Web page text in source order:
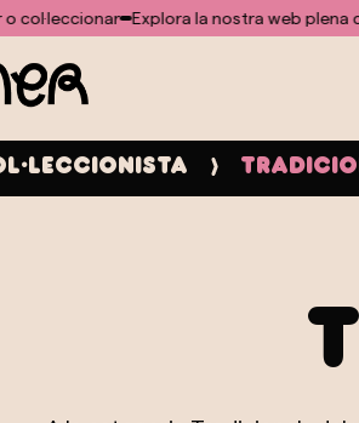
per al mòdul doofinder
Explora la nostra web plena d'idees